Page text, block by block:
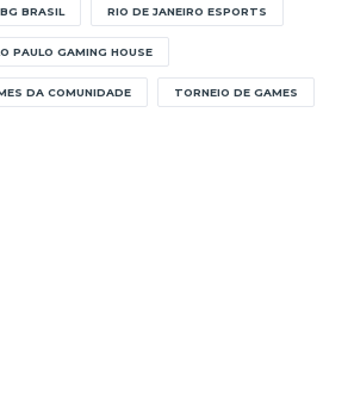
BRASIL RIO DE JANEIRO ESPORTS
PAULO GAMING HOUSE
DA COMUNIDADE TORNEIO DE GAMES